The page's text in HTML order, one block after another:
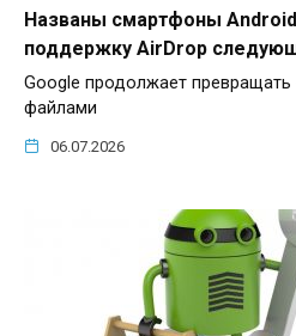
Названы смартфоны
поддержку AirDrop
Google продолжает
файлами
06.07.2026